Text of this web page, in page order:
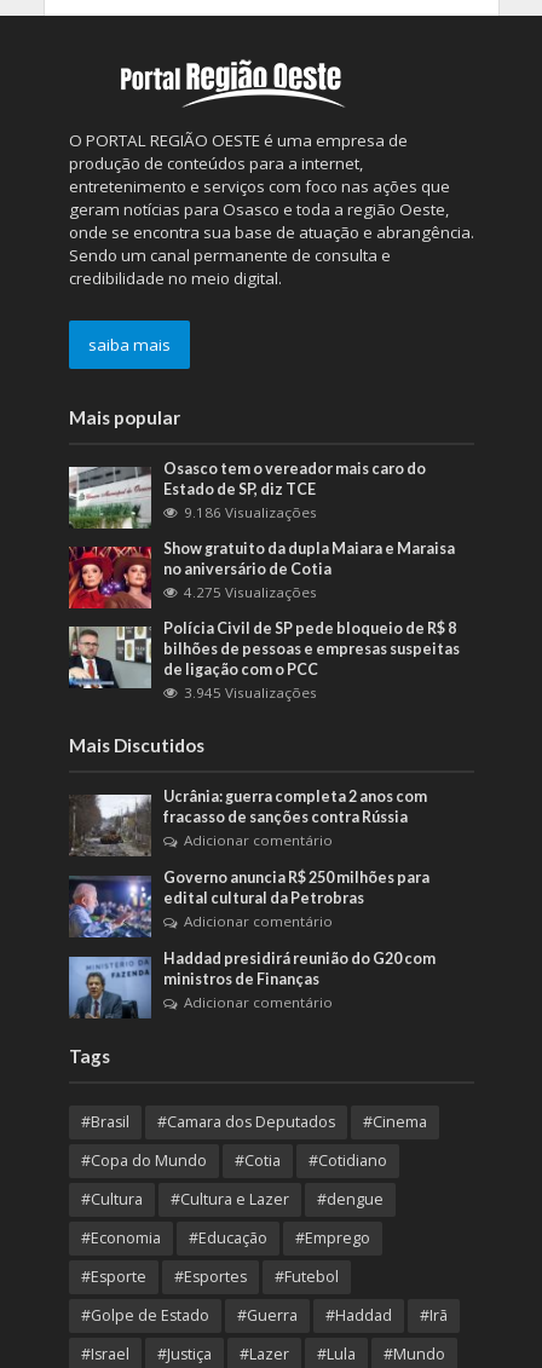
O PORTAL REGIÃO OESTE é uma empresa de
produção de conteúdos para a internet,
entretenimento e serviços com foco nas ações que
geram notícias para Osasco e toda a região Oeste,
onde se encontra sua base de atuação e abrangência.
Sendo um canal permanente de consulta e
credibilidade no meio digital.
saiba mais
Mais popular
Osasco tem o vereador mais caro do
Estado de SP, diz TCE
9.186 Visualizações
Show gratuito da dupla Maiara e Maraisa
no aniversário de Cotia
4.275 Visualizações
Polícia Civil de SP pede bloqueio de R$ 8
bilhões de pessoas e empresas suspeitas
de ligação com o PCC
3.945 Visualizações
Mais Discutidos
Ucrânia: guerra completa 2 anos com
fracasso de sanções contra Rússia
Adicionar comentário
Governo anuncia R$ 250 milhões para
edital cultural da Petrobras
Adicionar comentário
Haddad presidirá reunião do G20 com
ministros de Finanças
Adicionar comentário
Tags
#Brasil #Camara dos Deputados
#Cinema
#Copa do Mundo
#Cotia
#Cotidiano
#Cultura
#Cultura e Lazer
#dengue
#Economia
#Educação
#Emprego
#Esporte
#Esportes
#Futebol
#Golpe de Estado
#Guerra #Haddad
#Irã
#Israel
#Justiça #Lazer #Lula #Mundo